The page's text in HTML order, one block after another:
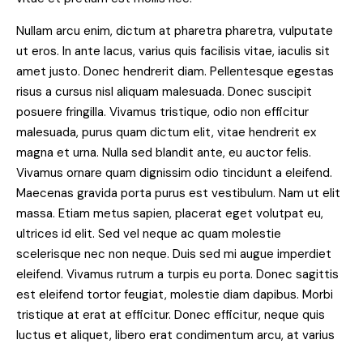
Nullam arcu enim, dictum at pharetra pharetra, vulputate
ut eros. In ante lacus, varius quis facilisis vitae, iaculis sit
amet justo. Donec hendrerit diam. Pellentesque egestas
risus a cursus nisl aliquam malesuada. Donec suscipit
posuere fringilla. Vivamus tristique, odio non efficitur
malesuada, purus quam dictum elit, vitae hendrerit ex
magna et urna. Nulla sed blandit ante, eu auctor felis.
Vivamus ornare quam dignissim odio tincidunt a eleifend.
Maecenas gravida porta purus est vestibulum. Nam ut elit
massa. Etiam metus sapien, placerat eget volutpat eu,
ultrices id elit. Sed vel neque ac quam molestie
scelerisque nec non neque. Duis sed mi augue imperdiet
eleifend. Vivamus rutrum a turpis eu porta. Donec sagittis
est eleifend tortor feugiat, molestie diam dapibus. Morbi
tristique at erat at efficitur. Donec efficitur, neque quis
luctus et aliquet, libero erat condimentum arcu, at varius